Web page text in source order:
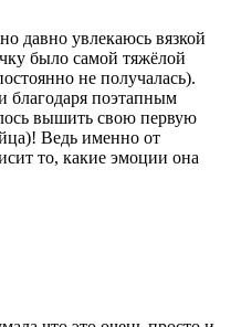
давно увлекаюсь вязкой
было самой тяжёлой
не получалась).
благодаря поэтапным
вышить свою первую
Ведь именно от
то, какие эмоции она